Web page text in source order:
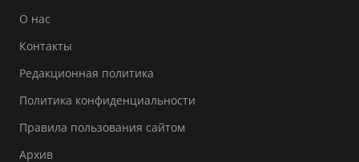
О нас
Контакты
Редакционная политика
Политика конфиденциальности
Правила пользования сайтом
Архив